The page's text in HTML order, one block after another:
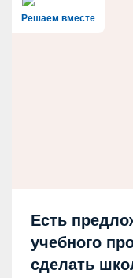
Решаем вместе
Есть
учебного
сделать